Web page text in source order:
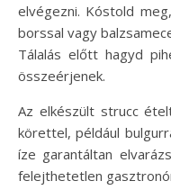
elvégezni. Kóstold
borssal vagy
Tálalás előtt hagyd
összeérjenek.
Az elkészült strucc
körettel, például
íze garantáltan
felejthetetlen